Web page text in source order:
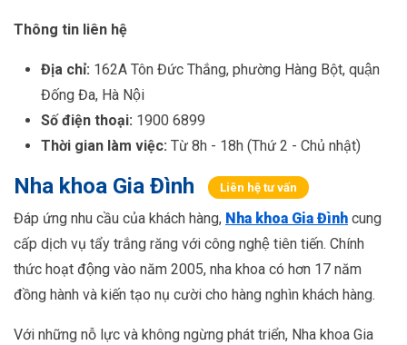
Thông tin liên hệ
Địa chỉ: 162A Tôn Đức Thắng, phường Hàng Bột, quận
Đống Đa, Hà Nội
Số điện thoại: 1900 6899
Thời gian làm việc: Từ 8h - 18h (Thứ 2 - Chủ nhật)
Nha khoa Gia Đình Liên hệ tư vấn
Đáp ứng nhu cầu của khách hàng, Nha khoa Gia Đình cung
cấp dịch vụ tẩy trắng răng với công nghệ tiên tiến. Chính
thức hoạt động vào năm 2005, nha khoa có hơn 17 năm
đồng hành và kiến tạo nụ cười cho hàng nghìn khách hàng.
Với những nỗ lực và không ngừng phát triển, Nha khoa Gia